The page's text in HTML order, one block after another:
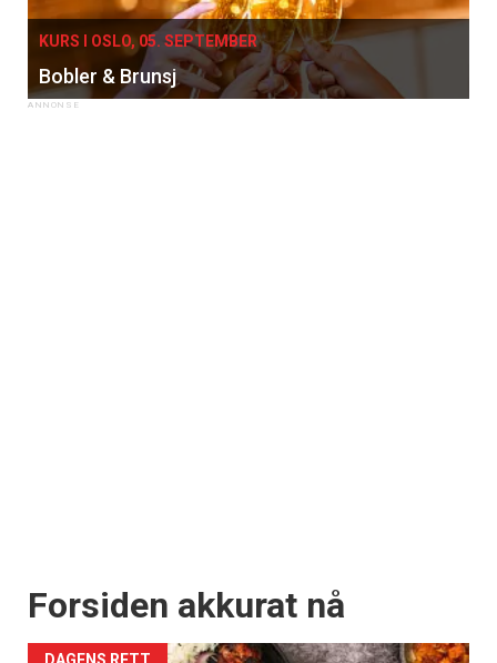
KURS I OSLO, 05. SEPTEMBER
Bobler & Brunsj
Forsiden akkurat nå